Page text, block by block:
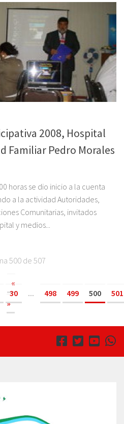
2008, Hospital
Familiar Pedro Morales
horas se dio inicio a la cuenta
a la actividad Autoridades,
Comunitarias, invitados
y medios...
500 de 507
«
30 ... 498 499 500
501
»